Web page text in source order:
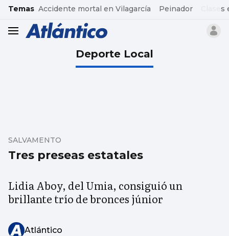
common.go-to-content
Temas Accidente mortal en Vilagarcía Peinador
header.menu.open
Deporte Local
Tres preseas estatales
SALVAMENTO
Lidia Aboy, del Umia, consiguió un
brillante trío de bronces júnior
Atlántico